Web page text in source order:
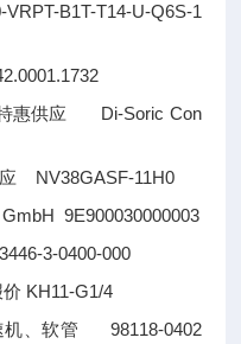
B1T-T14-U-Q6S-1
惠供应 Di-Soric Con
NV38GASF-11H0
9E900030000003
3-0400-000
KH11-G1/4
、软管 98118-0402